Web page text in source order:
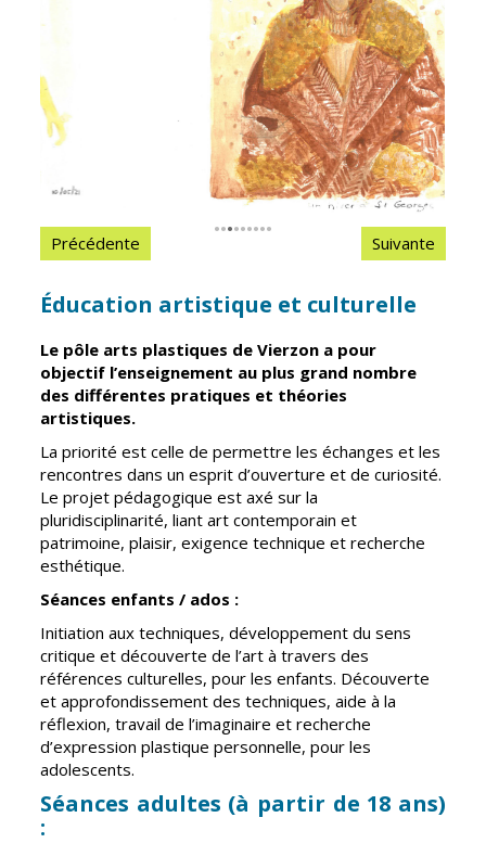
Jumelages
Publication des
actes
Journal
municipal
Actualités
Agenda
Fil de l'info
Réussite
éducative et
inclusion
Inscriptions
scolaires 2026-
2027
Enfance
jeunesse
Centres de
Espace jeunes
Point
information
jeunesse
Restauration
municipale
Santé et
solidarité
CCAS
Conseil
d'administration
Accueil de jour
L'EHPAD
Autonomie
Culture et
Sport
Culture
Espace
Maurice
Rollinat
Théâtre Mac-
Décale
Précédente
•••••••••
Suivante
Éducation artistique et culturelle
Le pôle arts plastiques de Vierzon a pour
objectif l’enseignement au plus grand nombre
des différentes pratiques et théories
artistiques.
La priorité est celle de permettre les échanges et les
rencontres dans un esprit d’ouverture et de curiosité.
Le projet pédagogique est axé sur la
pluridisciplinarité, liant art contemporain et
patrimoine, plaisir, exigence technique et recherche
esthétique.
Séances enfants / ados :
Initiation aux techniques, développement du sens
critique et découverte de l’art à travers des
références culturelles, pour les enfants. Découverte
et approfondissement des techniques, aide à la
réflexion, travail de l’imaginaire et recherche
d’expression plastique personnelle, pour les
adolescents.
Séances adultes (à partir de 18 ans)
: